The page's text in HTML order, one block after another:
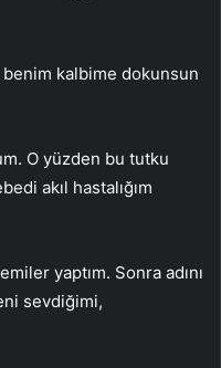
benim kalbime dokunsun
O yüzden bu tutku
akıl hastalığım
yaptım. Sonra adını
sevdiğimi,